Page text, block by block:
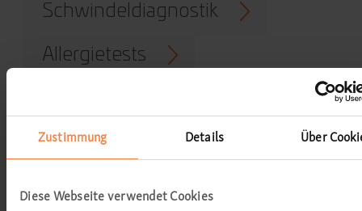
Zustimmung Details Über
Diese Webseite verwendet Cookies
Schwindeldiagnostik
Allergietests
Endoskopien
Nasenfunktionsdiagnostik